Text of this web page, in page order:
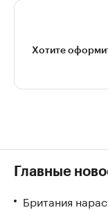
Хотите
Главные
Британия